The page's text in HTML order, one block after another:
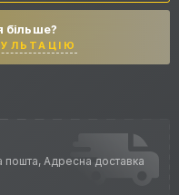
більше?
Адресна доставка